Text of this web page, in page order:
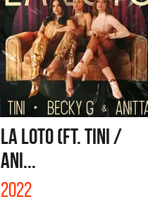
LA LOTO (FT. TINI /
ANI...
2022